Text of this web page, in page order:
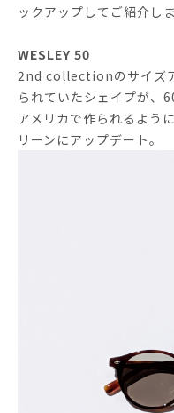
ックアップしてご紹介しま
WESLEY 50
2nd collectionのサイズア
られていたシェイプが、
アメリカで作られるように
リーンにアップデート。